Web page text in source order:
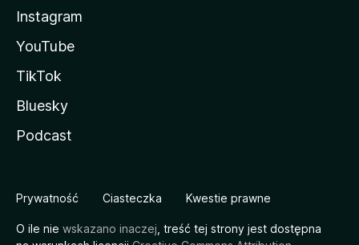
Instagram
YouTube
TikTok
Bluesky
Podcast
Prywatność Ciasteczka Kwestie prawne
O ile nie wskazano inaczej , treść tej strony jest dostępna